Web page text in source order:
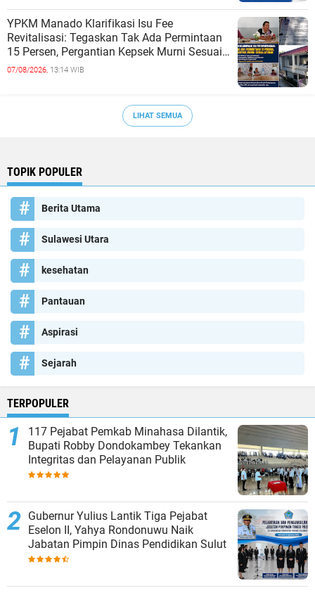
YPKM Manado Klarifikasi Isu Fee
Revitalisasi: Tegaskan Tak Ada Permintaan
15 Persen, Pergantian Kepsek Murni Sesuai
Aturan
07/08/2026, 13:14 WIB
LIHAT SEMUA
TOPIK POPULER
Berita Utama
Sulawesi Utara
kesehatan
Pantauan
Aspirasi
Sejarah
TERPOPULER
117 Pejabat Pemkab Minahasa Dilantik,
Bupati Robby Dondokambey Tekankan
Integritas dan Pelayanan Publik
Gubernur Yulius Lantik Tiga Pejabat
Eselon II, Yahya Rondonuwu Naik
Jabatan Pimpin Dinas Pendidikan Sulut